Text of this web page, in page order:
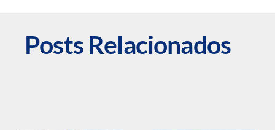
Posts Relacionados